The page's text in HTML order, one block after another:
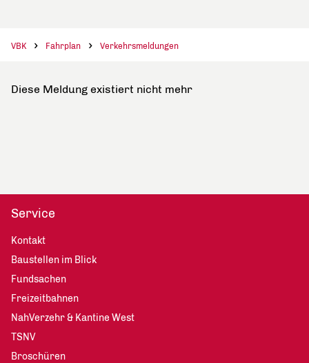
VBK Fahrplan Verkehrsmeldungen
Diese Meldung existiert nicht mehr
Service
Kontakt
Baustellen im Blick
Fundsachen
Freizeitbahnen
NahVerzehr & Kantine West
TSNV
Broschüren